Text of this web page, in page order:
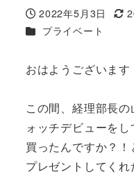
投稿日
2022年5月3日
更
カテゴリー
プライベート
おはようございます
この間、経理部長
ォッチデビューをし
買ったんですか？
プレゼントしてく